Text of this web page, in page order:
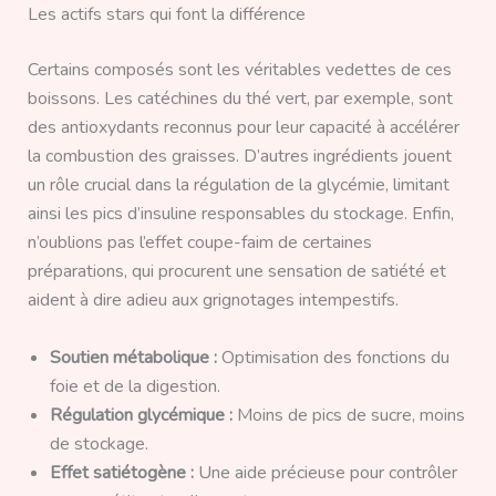
Les actifs stars qui font la différence
Certains composés sont les véritables vedettes de ces
boissons. Les catéchines du thé vert, par exemple, sont
des antioxydants reconnus pour leur capacité à accélérer
la combustion des graisses. D’autres ingrédients jouent
un rôle crucial dans la régulation de la glycémie, limitant
ainsi les pics d’insuline responsables du stockage. Enfin,
n’oublions pas l’effet coupe-faim de certaines
préparations, qui procurent une sensation de satiété et
aident à dire adieu aux grignotages intempestifs.
Soutien métabolique :Optimisation des fonctions du
foie et de la digestion.
Régulation glycémique :Moins de pics de sucre, moins
de stockage.
Effet satiétogène :Une aide précieuse pour contrôler